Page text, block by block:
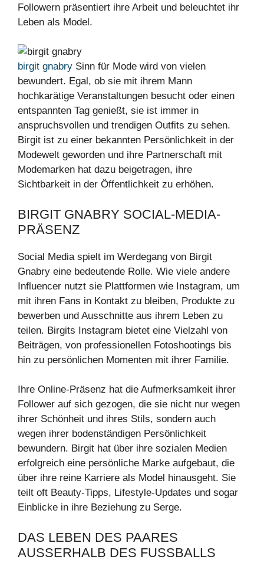
Followern präsentiert ihre Arbeit und beleuchtet ihr
Leben als Model.
birgit gnabry Sinn für Mode wird von vielen
bewundert. Egal, ob sie mit ihrem Mann
hochkarätige Veranstaltungen besucht oder einen
entspannten Tag genießt, sie ist immer in
anspruchsvollen und trendigen Outfits zu sehen.
Birgit ist zu einer bekannten Persönlichkeit in der
Modewelt geworden und ihre Partnerschaft mit
Modemarken hat dazu beigetragen, ihre
Sichtbarkeit in der Öffentlichkeit zu erhöhen.
BIRGIT GNABRY SOCIAL-MEDIA-
PRÄSENZ
Social Media spielt im Werdegang von Birgit
Gnabry eine bedeutende Rolle. Wie viele andere
Influencer nutzt sie Plattformen wie Instagram, um
mit ihren Fans in Kontakt zu bleiben, Produkte zu
bewerben und Ausschnitte aus ihrem Leben zu
teilen. Birgits Instagram bietet eine Vielzahl von
Beiträgen, von professionellen Fotoshootings bis
hin zu persönlichen Momenten mit ihrer Familie.
Ihre Online-Präsenz hat die Aufmerksamkeit ihrer
Follower auf sich gezogen, die sie nicht nur wegen
ihrer Schönheit und ihres Stils, sondern auch
wegen ihrer bodenständigen Persönlichkeit
bewundern. Birgit hat über ihre sozialen Medien
erfolgreich eine persönliche Marke aufgebaut, die
über ihre reine Karriere als Model hinausgeht. Sie
teilt oft Beauty-Tipps, Lifestyle-Updates und sogar
Einblicke in ihre Beziehung zu Serge.
DAS LEBEN DES PAARES
AUSSERHALB DES FUSSBALLS